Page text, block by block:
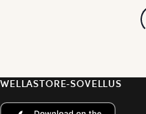
WELLASTORE-SOVELLUS